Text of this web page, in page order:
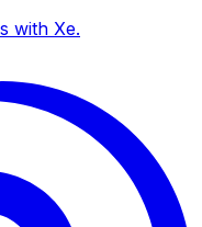
with Xe.